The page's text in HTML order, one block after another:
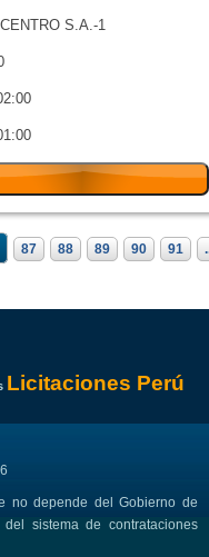
S.A.-1
87 88 89 90 91
Licitaciones Perú
no depende del Gobierno de
sistema de contrataciones